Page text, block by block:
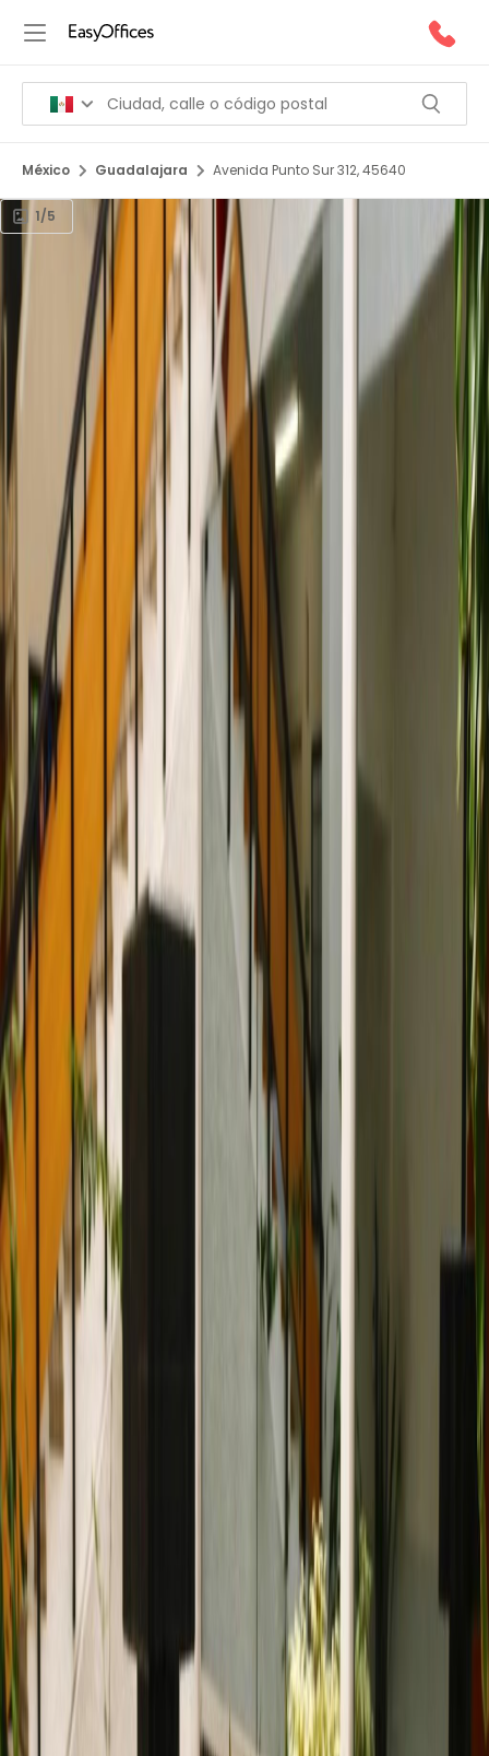
México Guadalajara Avenida Punto Sur 312, 45640
1/5
Oficinas en alquiler en
Avenida Punto Sur 312,
45640
Las instalaciones de este espacio de trabajo
Acceso 24 horas
Zonas de descanso
Guardería
Ascensor
Gimnasio y sala de fitness
Principales enlaces de transporte
Salas de reuniones
Aparcamiento
Acceso a Internet de alta velocidad
Duchas
Control de temperatura
Estudio de videoconferencia
Mostrar todo
Ubicación